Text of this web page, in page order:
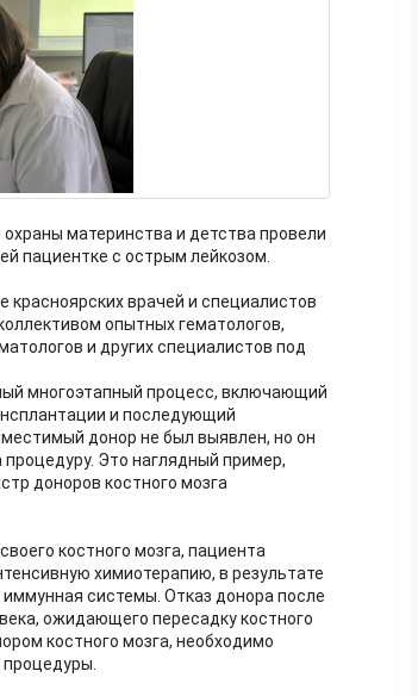
материнства и детства провели
пациентке с острым лейкозом.
врачей и специалистов
опытных гематологов,
и других специалистов под
многоэтапный процесс, включающий
и последующий
донор не был выявлен, но он
Это наглядный пример,
доноров костного мозга
костного мозга, пациента
химиотерапию, в результате
системы. Отказ донора после
ожидающего пересадку костного
костного мозга, необходимо